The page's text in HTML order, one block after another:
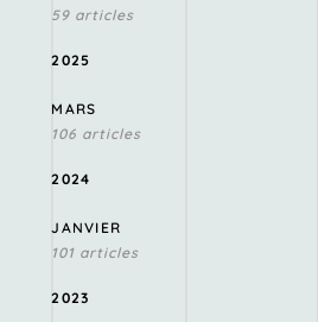
59 articles
2025
MARS
106 articles
2024
JANVIER
101 articles
2023